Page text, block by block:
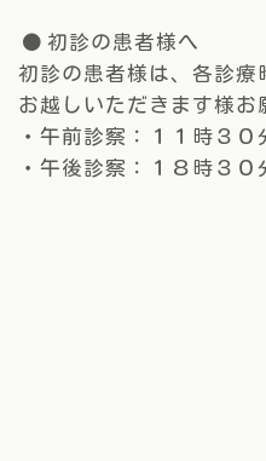
初診の患者様へ
初診の患者様は、各診療
お越しいただきます様お
・午前診察：１１時３０
・午後診察：１８時３０